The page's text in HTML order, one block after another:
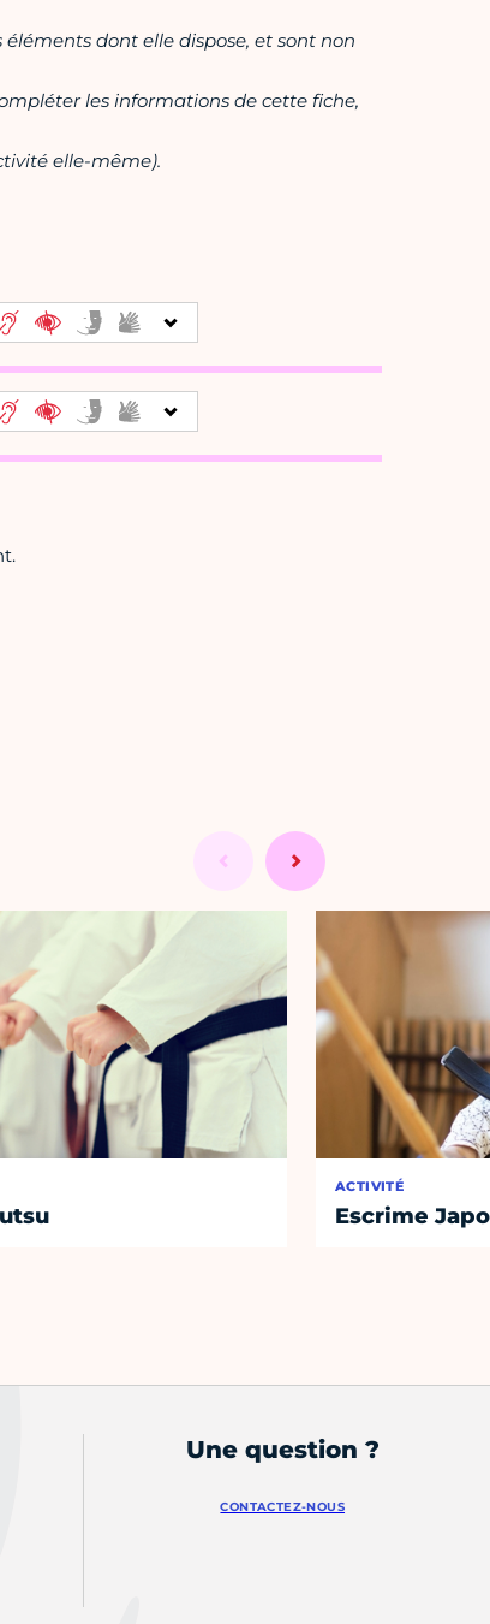
dont elle dispose, et sont non
les informations de cette fiche,
elle-même).
ACTIVITÉ
Escrime
Une question ?
CONTACTEZ-NOUS